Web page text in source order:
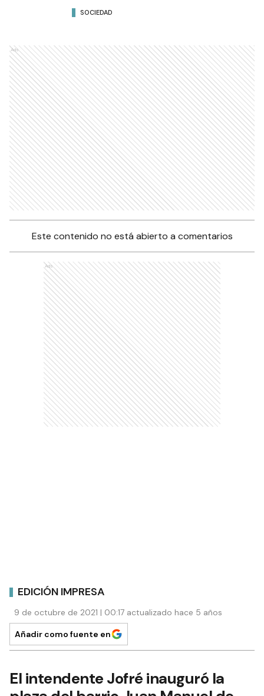
SOCIEDAD
Ads
Este contenido no está abierto a comentarios
Ads
EDICIÓN IMPRESA
9 de octubre de 2021 | 00:17 actualizado hace 5 años
Añadir como fuente en
El intendente Jofré inauguró la